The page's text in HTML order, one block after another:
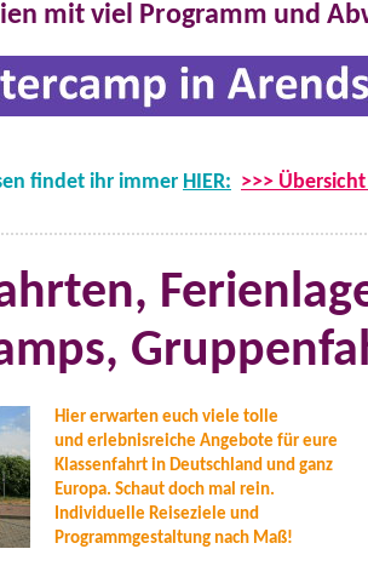
mit viel Programm und
findet ihr immer HIER: >>>
Hier erwarten euch viele tolle
und erlebnisreiche Angebote für eure
Klassenfahrt in Deutschland und ganz
Europa. Schaut doch mal rein.
Individuelle Reiseziele und
Programmgestaltung nach Maß!